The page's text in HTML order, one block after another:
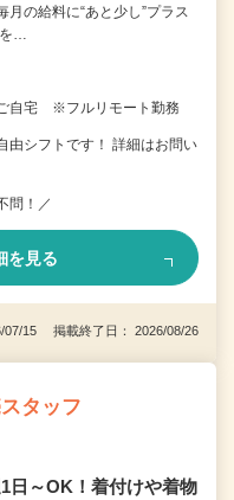
の給料に“あと少し”プラス
を…
自宅 ※フルリモート勤務
由シフトです！ 詳細はお問い
問！／
を見る
07/15 掲載終了日： 2026/08/26
タッフ
日～OK！着付けや着物